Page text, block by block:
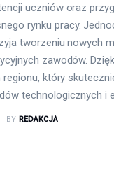
uczniów oraz
rynku pracy.
tworzeniu nowych
zawodów.
regionu, który
technologicznych i
BY REDAKCJA